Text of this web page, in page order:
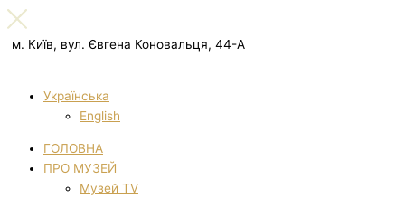
м. Київ, вул. Євгена Коновальця, 44-А
Українська
English
ГОЛОВНА
ПРО МУЗЕЙ
Музей TV